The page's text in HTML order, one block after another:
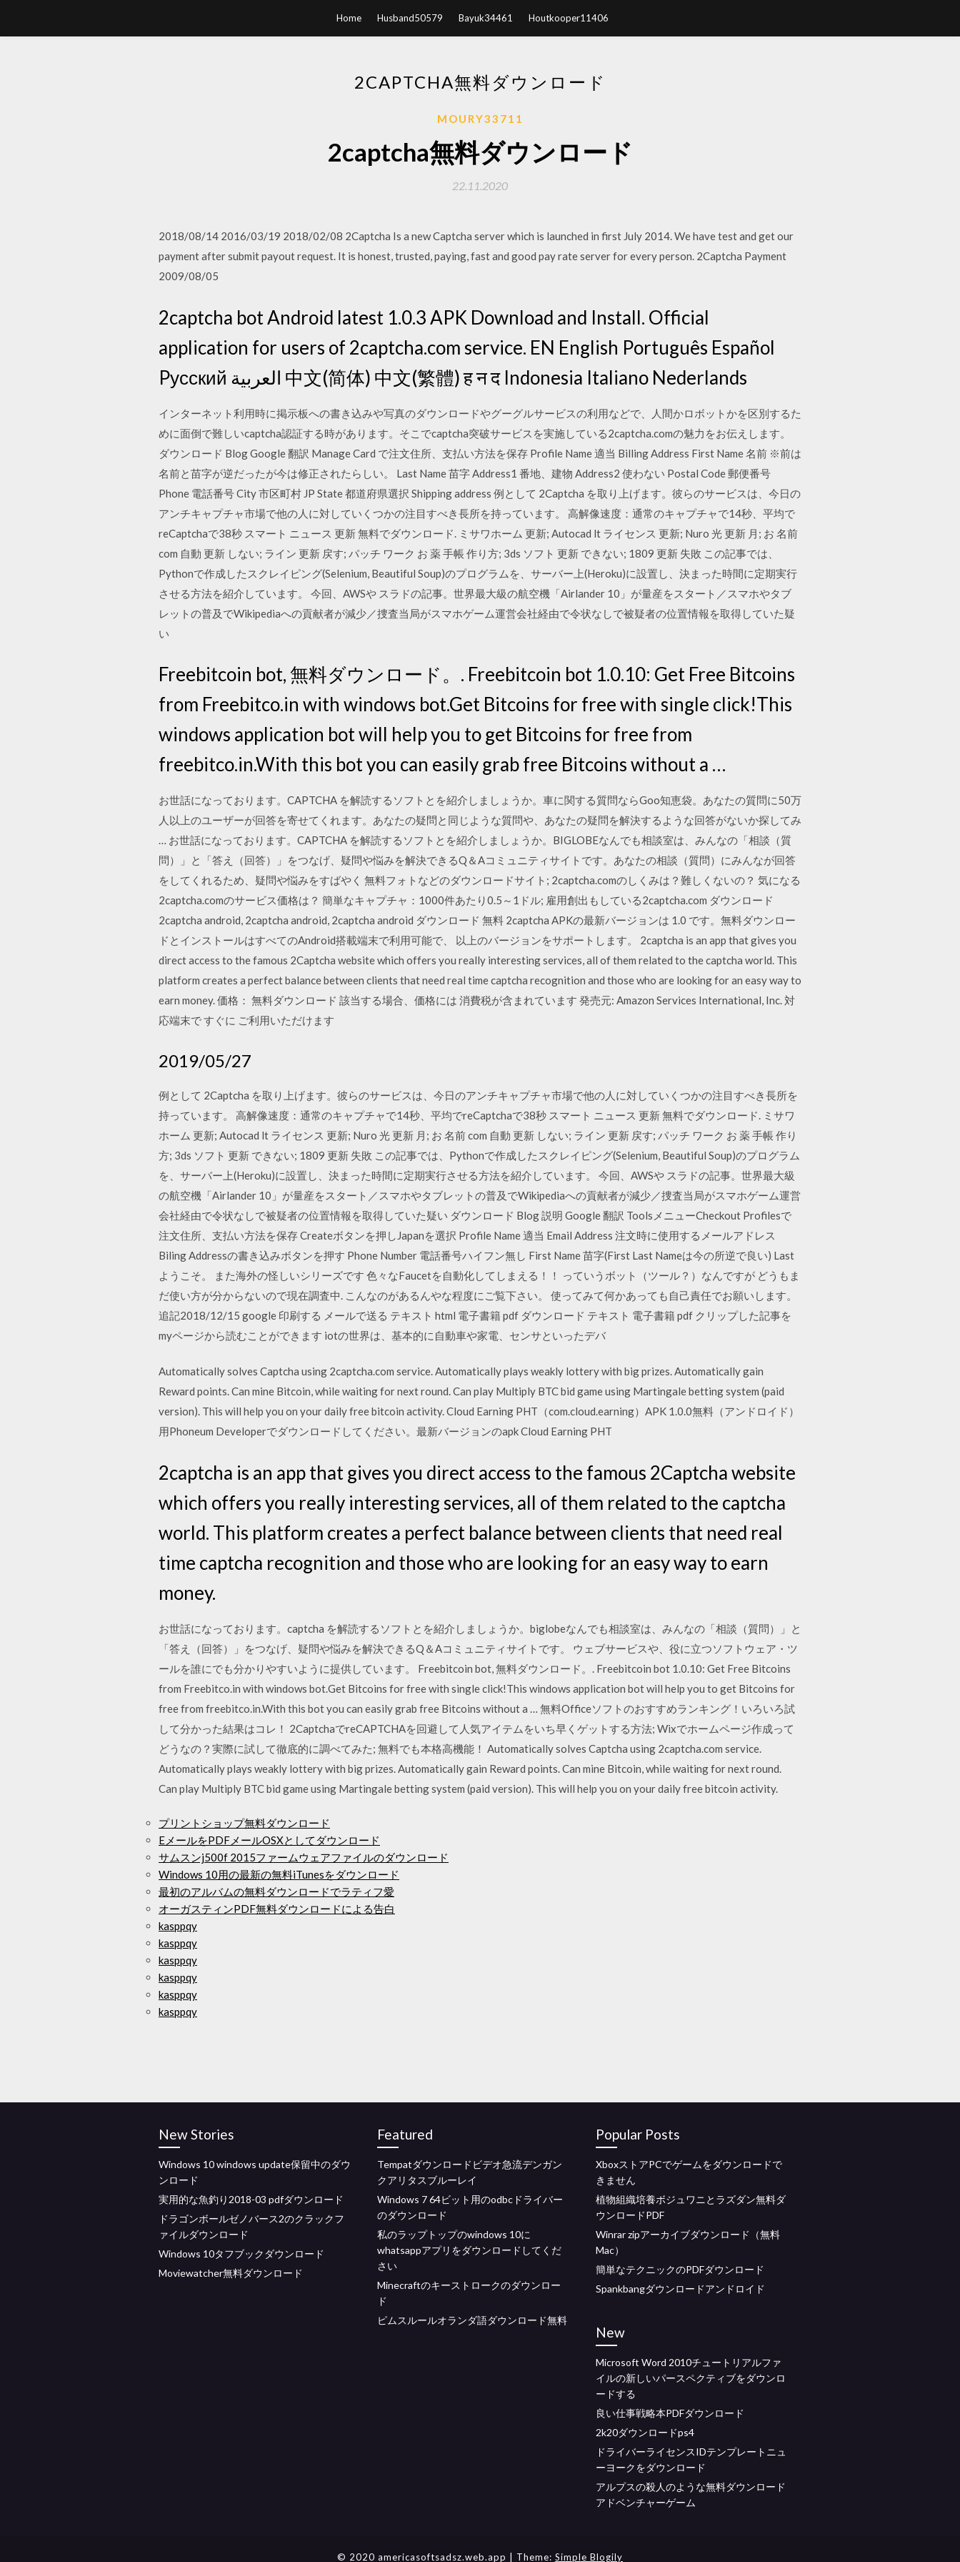
Home Husband50579 Bayuk34461 Houtkooper11406
2CAPTCHA無料ダウンロード
MOURY33711
2captcha無料ダウンロード
22.11.2020
2018/08/14 2016/03/19 2018/02/08 2Captcha Is a new Captcha server which is launched in first July 2014. We have test and get our
payment after submit payout request. It is honest, trusted, paying, fast and good pay rate server for every person. 2Captcha Payment
2009/08/05
2captcha bot Android latest 1.0.3 APK Download and Install. Official
application for users of 2captcha.com service. EN English Português Español
Pусский العربية 中文(简体) 中文(繁體) ह न द Indonesia Italiano Nederlands
インターネット利用時に掲示板への書き込みや写真のダウンロードやグーグルサービスの利用などで、人間かロボットかを区別するた
めに面倒で難しいcaptcha認証する時があります。そこでcaptcha突破サービスを実施している2captcha.comの魅力をお伝えします。
ダウンロード Blog Google 翻訳 Manage Card で注文住所、支払い方法を保存 Profile Name 適当 Billing Address First Name 名前 ※前は
名前と苗字が逆だったが今は修正されたらしい。 Last Name 苗字 Address1 番地、建物 Address2 使わない Postal Code 郵便番号
Phone 電話番号 City 市区町村 JP State 都道府県選択 Shipping address 例として 2Captcha を取り上げます。彼らのサービスは、今日の
アンチキャプチャ市場で他の人に対していくつかの注目すべき長所を持っています。 高解像速度：通常のキャプチャで14秒、平均で
reCaptchaで38秒 スマート ニュース 更新 無料でダウンロード. ミサワホーム 更新; Autocad lt ライセンス 更新; Nuro 光 更新 月; お 名前
com 自動 更新 しない; ライン 更新 戻す; パッチ ワーク お 薬 手帳 作り方; 3ds ソフト 更新 できない; 1809 更新 失敗 この記事では、
Pythonで作成したスクレイピング(Selenium, Beautiful Soup)のプログラムを、サーバー上(Heroku)に設置し、決まった時間に定期実行
させる方法を紹介しています。 今回、AWSや スラドの記事。世界最大級の航空機「Airlander 10」が量産をスタート／スマホやタブ
レットの普及でWikipediaへの貢献者が減少／捜査当局がスマホゲーム運営会社経由で令状なしで被疑者の位置情報を取得していた疑
い
Freebitcoin bot, 無料ダウンロード。. Freebitcoin bot 1.0.10: Get Free Bitcoins
from Freebitco.in with windows bot.Get Bitcoins for free with single click!This
windows application bot will help you to get Bitcoins for free from
freebitco.in.With this bot you can easily grab free Bitcoins without a …
お世話になっております。CAPTCHA を解読するソフトとを紹介しましょうか。車に関する質問ならGoo知恵袋。あなたの質問に50万
人以上のユーザーが回答を寄せてくれます。あなたの疑問と同じような質問や、あなたの疑問を解決するような回答がないか探してみ
… お世話になっております。CAPTCHA を解読するソフトとを紹介しましょうか。BIGLOBEなんでも相談室は、みんなの「相談（質
問）」と「答え（回答）」をつなげ、疑問や悩みを解決できるQ＆Aコミュニティサイトです。あなたの相談（質問）にみんなが回答
をしてくれるため、疑問や悩みをすばやく 無料フォトなどのダウンロードサイト; 2captcha.comのしくみは？難しくないの？ 気になる
2captcha.comのサービス価格は？ 簡単なキャプチャ：1000件あたり0.5～1ドル; 雇用創出もしている2captcha.com ダウンロード
2captcha android, 2captcha android, 2captcha android ダウンロード 無料 2captcha APKの最新バージョンは 1.0 です。無料ダウンロー
ドとインストールはすべてのAndroid搭載端末で利用可能で、 以上のバージョンをサポートします。 2captcha is an app that gives you
direct access to the famous 2Captcha website which offers you really interesting services, all of them related to the captcha world. This
platform creates a perfect balance between clients that need real time captcha recognition and those who are looking for an easy way to
earn money. 価格： 無料ダウンロード 該当する場合、価格には 消費税が含まれています 発売元: Amazon Services International, Inc. 対
応端末で すぐに ご利用いただけます
2019/05/27
例として 2Captcha を取り上げます。彼らのサービスは、今日のアンチキャプチャ市場で他の人に対していくつかの注目すべき長所を
持っています。 高解像速度：通常のキャプチャで14秒、平均でreCaptchaで38秒 スマート ニュース 更新 無料でダウンロード. ミサワ
ホーム 更新; Autocad lt ライセンス 更新; Nuro 光 更新 月; お 名前 com 自動 更新 しない; ライン 更新 戻す; パッチ ワーク お 薬 手帳 作り
方; 3ds ソフト 更新 できない; 1809 更新 失敗 この記事では、Pythonで作成したスクレイピング(Selenium, Beautiful Soup)のプログラム
を、サーバー上(Heroku)に設置し、決まった時間に定期実行させる方法を紹介しています。 今回、AWSや スラドの記事。世界最大級
の航空機「Airlander 10」が量産をスタート／スマホやタブレットの普及でWikipediaへの貢献者が減少／捜査当局がスマホゲーム運営
会社経由で令状なしで被疑者の位置情報を取得していた疑い ダウンロード Blog 説明 Google 翻訳 ToolsメニューCheckout Profilesで
注文住所、支払い方法を保存 Createボタンを押しJapanを選択 Profile Name 適当 Email Address 注文時に使用するメールアドレス
Biling Addressの書き込みボタンを押す Phone Number 電話番号ハイフン無し First Name 苗字(First Last Nameは今の所逆で良い) Last
ようこそ。 また海外の怪しいシリーズです 色々なFaucetを自動化してしまえる！！ っていうボット（ツール？）なんですが どうもま
だ使い方が分からないので現在調査中. こんなのがあるんやな程度にご覧下さい。 使ってみて何かあっても自己責任でお願いします。
追記2018/12/15 google 印刷する メールで送る テキスト html 電子書籍 pdf ダウンロード テキスト 電子書籍 pdf クリップした記事を
myページから読むことができます iotの世界は、基本的に自動車や家電、センサといったデバ
Automatically solves Captcha using 2captcha.com service. Automatically plays weakly lottery with big prizes. Automatically gain
Reward points. Can mine Bitcoin, while waiting for next round. Can play Multiply BTC bid game using Martingale betting system (paid
version). This will help you on your daily free bitcoin activity. Cloud Earning PHT（com.cloud.earning）APK 1.0.0無料（アンドロイド）
用Phoneum Developerでダウンロードしてください。最新バージョンのapk Cloud Earning PHT
2captcha is an app that gives you direct access to the famous 2Captcha website
which offers you really interesting services, all of them related to the captcha
world. This platform creates a perfect balance between clients that need real
time captcha recognition and those who are looking for an easy way to earn
money.
お世話になっております。captcha を解読するソフトとを紹介しましょうか。biglobeなんでも相談室は、みんなの「相談（質問）」と
「答え（回答）」をつなげ、疑問や悩みを解決できるQ＆Aコミュニティサイトです。 ウェブサービスや、役に立つソフトウェア・ツ
ールを誰にでも分かりやすいように提供しています。 Freebitcoin bot, 無料ダウンロード。. Freebitcoin bot 1.0.10: Get Free Bitcoins
from Freebitco.in with windows bot.Get Bitcoins for free with single click!This windows application bot will help you to get Bitcoins for
free from freebitco.in.With this bot you can easily grab free Bitcoins without a … 無料Officeソフトのおすすめランキング！いろいろ試
して分かった結果はコレ！ 2CaptchaでreCAPTCHAを回避して人気アイテムをいち早くゲットする方法; Wixでホームページ作成って
どうなの？実際に試して徹底的に調べてみた; 無料でも本格高機能！ Automatically solves Captcha using 2captcha.com service.
Automatically plays weakly lottery with big prizes. Automatically gain Reward points. Can mine Bitcoin, while waiting for next round.
Can play Multiply BTC bid game using Martingale betting system (paid version). This will help you on your daily free bitcoin activity.
プリントショップ無料ダウンロード
EメールをPDFメールOSXとしてダウンロード
サムスンj500f 2015ファームウェアファイルのダウンロード
Windows 10用の最新の無料iTunesをダウンロード
最初のアルバムの無料ダウンロードでラティフ愛
オーガスティンPDF無料ダウンロードによる告白
kasppqy
kasppqy
kasppqy
kasppqy
kasppqy
kasppqy
New Stories
Windows 10 windows update保留中のダウ
ンロード
実用的な魚釣り2018-03 pdfダウンロード
ドラゴンボールゼノバース2のクラックフ
ァイルダウンロード
Windows 10タフブックダウンロード
Moviewatcher無料ダウンロード
Featured
Tempatダウンロードビデオ急流デンガン
クアリタスブルーレイ
Windows 7 64ビット用のodbcドライバー
のダウンロード
私のラップトップのwindows 10に
whatsappアプリをダウンロードしてくだ
さい
Minecraftのキーストロークのダウンロー
ド
ピムスルールオランダ語ダウンロード無料
Popular Posts
XboxストアPCでゲームをダウンロードで
きません
植物組織培養ボジュワニとラズダン無料ダ
ウンロードPDF
Winrar zipアーカイブダウンロード（無料
Mac）
簡単なテクニックのPDFダウンロード
Spankbangダウンロードアンドロイド
New
Microsoft Word 2010チュートリアルファ
イルの新しいパースペクティブをダウンロ
ードする
良い仕事戦略本PDFダウンロード
2k20ダウンロードps4
ドライバーライセンスIDテンプレートニュ
ーヨークをダウンロード
アルプスの殺人のような無料ダウンロード
アドベンチャーゲーム
© 2020 americasoftsadsz.web.app | Theme: Simple Blogily